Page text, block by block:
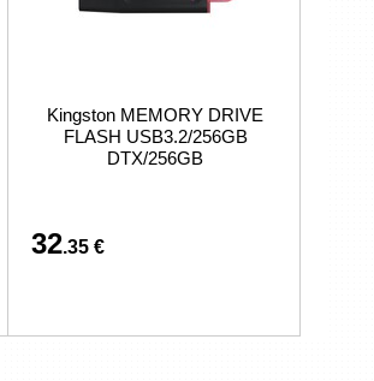
Kingston MEMORY DRIVE
FLASH USB3.2/256GB
DTX/256GB
32.35 €